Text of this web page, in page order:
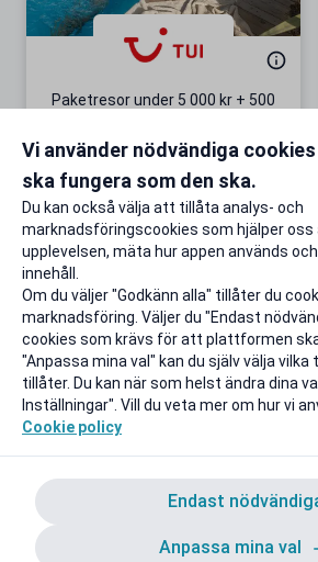
Paketresor under 5 000 kr + 500
Gäller även på redan prissänkta
Till rabatten
Vi använder nödvändiga
ska fungera som den ska.
Du kan också välja att tillåta analys- och
marknadsföringscookies som hjälper
upplevelsen, mäta hur appen används
innehåll.
Om du väljer "Godkänn alla" tillåter du
marknadsföring. Väljer du "Endast
cookies som krävs för att plattformen
"Anpassa mina val" kan du själv välja vilka
tillåter. Du kan när som helst ändra dina
Inställningar". Vill du veta mer om hur vi
Cookie policy
Endast
Anpassa mina val